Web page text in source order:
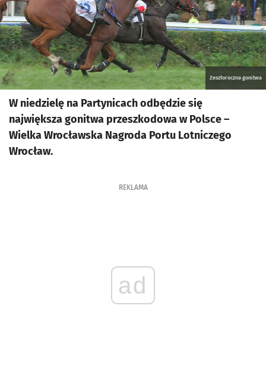
Zeszłoroczna gonitwa
W niedzielę na Partynicach odbędzie się
największa gonitwa przeszkodowa w Polsce –
Wielka Wrocławska Nagroda Portu Lotniczego
Wrocław.
REKLAMA
ad